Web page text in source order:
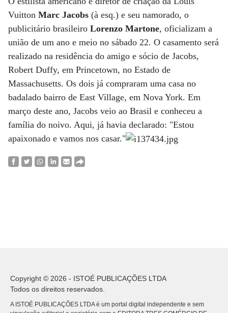
Vuitton Marc Jacobs (à esq.) e seu namorado, o
publicitário brasileiro Lorenzo Martone, oficializam a
união de um ano e meio no sábado 22. O casamento será
realizado na residência do amigo e sócio de Jacobs,
Robert Duffy, em Princetown, no Estado de
Massachusetts. Os dois já compraram uma casa no
badalado bairro de East Village, em Nova York. Em
março deste ano, Jacobs veio ao Brasil e conheceu a
família do noivo. Aqui, já havia declarado: "Estou
apaixonado e vamos nos casar."
Copyright © 2026 - ISTOÉ PUBLICAÇÕES LTDA
Todos os direitos reservados.
A ISTOÉ PUBLICAÇÕES LTDA é um portal digital independente e sem